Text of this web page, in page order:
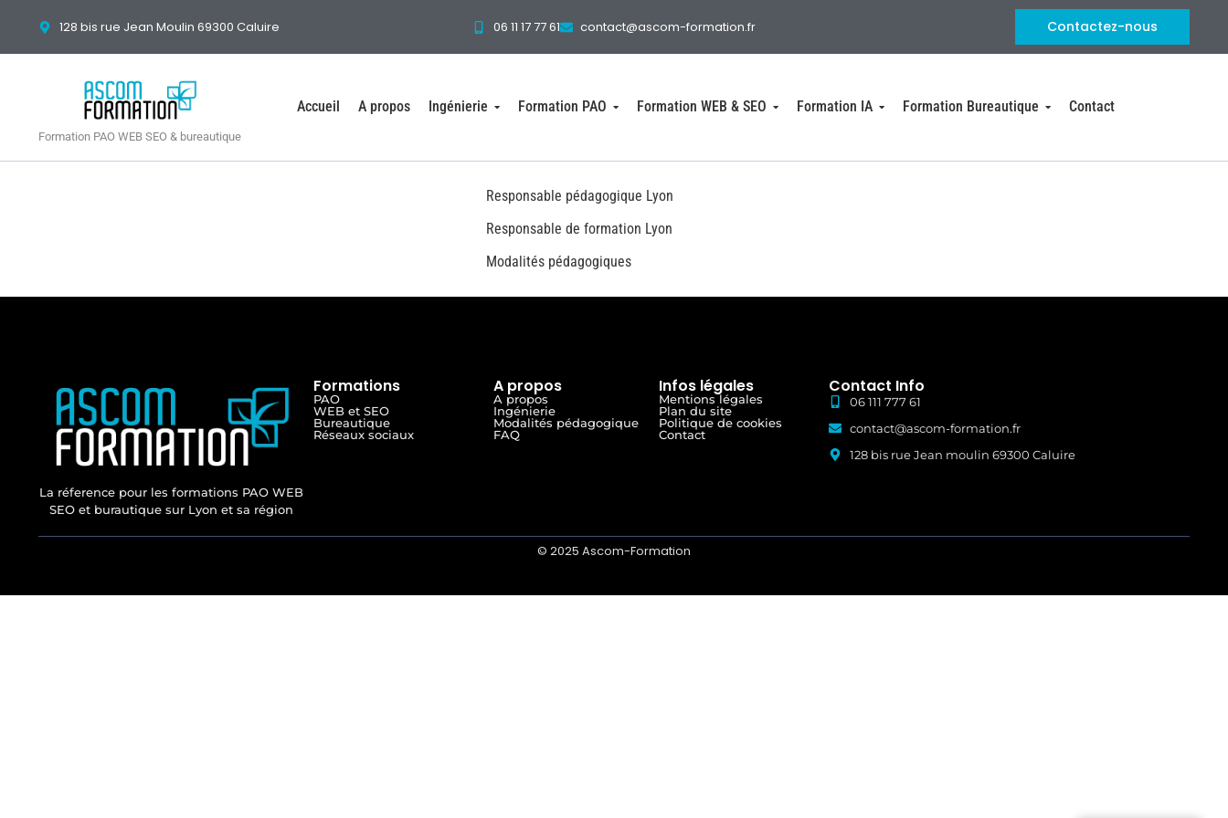
128 bis rue Jean Moulin 69300 Caluire 06 11 17 77 61 contact@ascom-formation.fr Contactez-nous
Formation PAO WEB SEO & bureautique
Accueil A propos Ingénierie Formation PAO Formation WEB & SEO Formation IA Formation Bureautique Contact
Responsable pédagogique Lyon
Responsable de formation Lyon
Modalités pédagogiques
La réference pour les formations PAO WEB
SEO et burautique sur Lyon et sa région
Formations
PAO
WEB et SEO
Bureautique
Réseaux sociaux
A propos
A propos
Ingénierie
Modalités pédagogique
FAQ
Infos légales
Mentions légales
Plan du site
Politique de cookies
Contact
Contact Info
06 111 777 61
contact@ascom-formation.fr
128 bis rue Jean moulin 69300 Caluire
© 2025 Ascom-Formation